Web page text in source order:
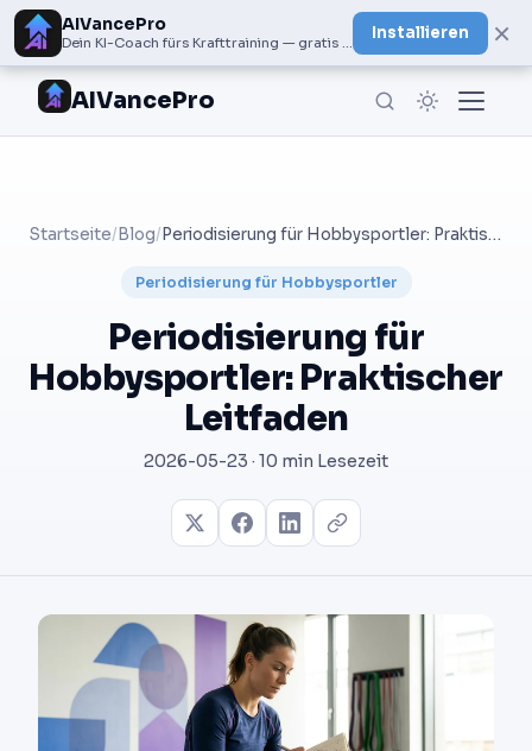
AIVancePro
Dein KI-Coach fürs Krafttraining — gratis bei Google Play
Installieren ×
AIVancePro
Startseite/ Blog/ Periodisierung für Hobbysportler: Praktischer Leitfaden
Periodisierung für Hobbysportler
Periodisierung für
Hobbysportler: Praktischer
Leitfaden
2026-05-23 · 10 min Lesezeit